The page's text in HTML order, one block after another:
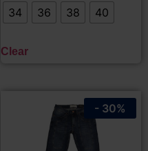
34
36 38 40
Clear
- 30%